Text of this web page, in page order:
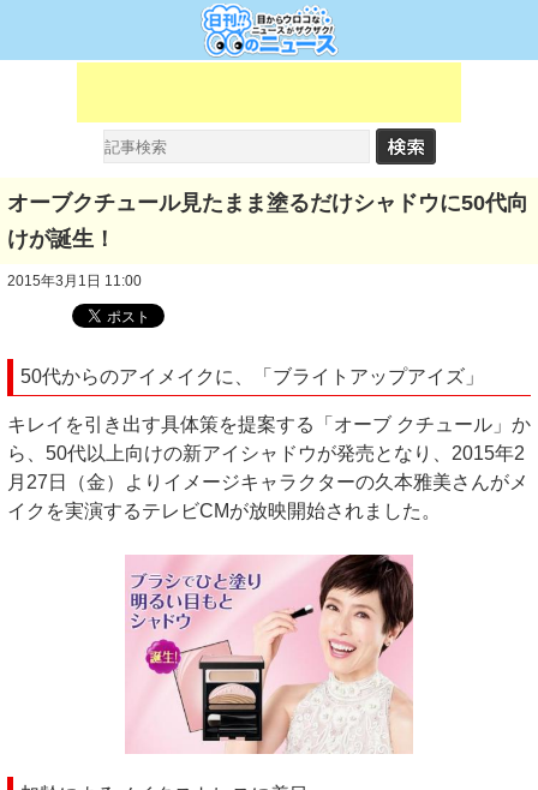
オーブクチュール見たまま塗るだけシャドウに50代向
けが誕生！
2015年3月1日 11:00
50代からのアイメイクに、「ブライトアップアイズ」
キレイを引き出す具体策を提案する「オーブ クチュール」か
ら、50代以上向けの新アイシャドウが発売となり、2015年2
月27日（金）よりイメージキャラクターの久本雅美さんがメ
イクを実演するテレビCMが放映開始されました。